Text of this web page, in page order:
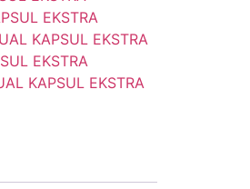
EKSTRA
KAPSUL EKSTRA
EKSTRA
KAPSUL EKSTRA